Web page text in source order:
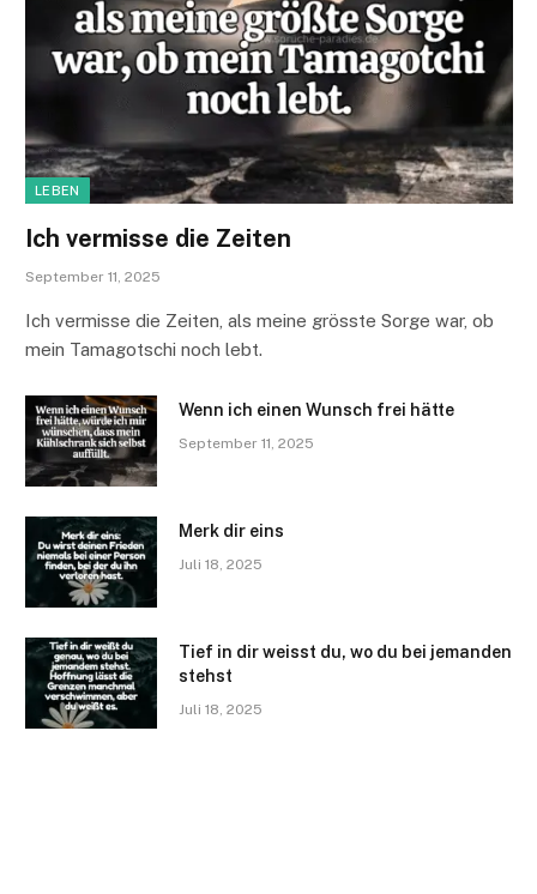
LEBEN
Ich vermisse die Zeiten
September 11, 2025
Ich vermisse die Zeiten, als meine grösste Sorge war, ob
mein Tamagotschi noch lebt.
Wenn ich einen Wunsch frei hätte
September 11, 2025
Merk dir eins
Juli 18, 2025
Tief in dir weisst du, wo du bei jemanden
stehst
Juli 18, 2025